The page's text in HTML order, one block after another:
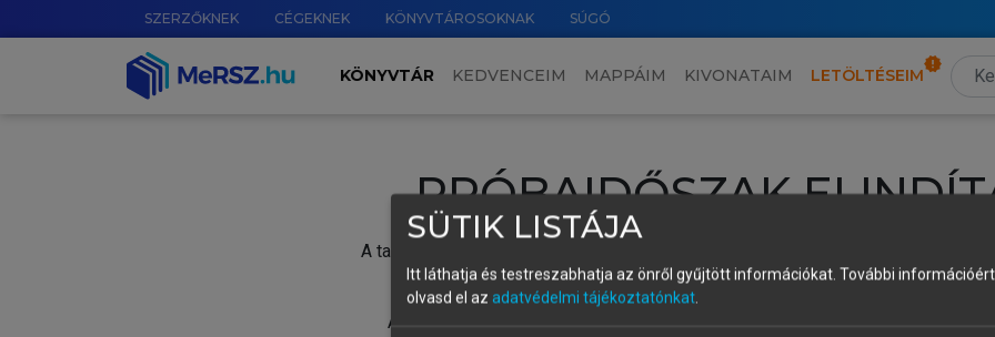
SZERZŐKNEK CÉGEKNEK KÖNYVTÁROSOKNAK SÚGÓ
KÖNYVTÁR KEDVENCEIM MAPPÁIM KIVONATAIM LETÖLTÉSEIM
PRÓBAIDŐSZAK
A tartalom megtekintéséhez lépj be a saját fiókoddal, iskolai azonosítóddal vagy
Új felhasználóként1 óra díjmentes hozzáférésrevagy
A próbaidőszak elindításához,
vagy hozz
SÜTIK LISTÁJA
Itt láthatja és testreszabhatja az önről gyűjtött információkat. További
olvasd el az adatvédelmi tájékoztatónkat.